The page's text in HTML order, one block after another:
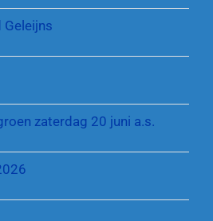
zaterdag 20 juni a.s.